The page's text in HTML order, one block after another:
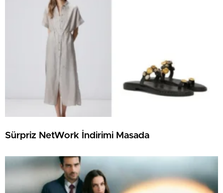
Sürpriz NetWork İndirimi Masada